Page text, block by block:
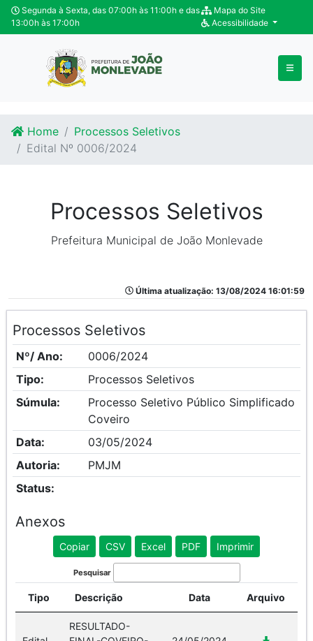
Ir para o conteúdo
Ir para o fim do conteúdo
Segunda à Sexta, das 07:00h às 11:00h e das
13:00h às 17:00h
Mapa do Site
Acessibilidade
Home
Processos Seletivos
Edital Nº 0006/2024
Processos Seletivos
Prefeitura Municipal de João Monlevade
Última atualização: 13/08/2024 16:01:59
Processos Seletivos
Nº/ Ano:
0006/2024
Tipo:
Processos Seletivos
Súmula:
Processo Seletivo Público Simplificado
Coveiro
Data:
03/05/2024
Autoria:
PMJM
Status:
Anexos
Copiar CSV Excel PDF Imprimir
Pesquisar
Tipo Descrição Data Arquivo
RESULTADO-